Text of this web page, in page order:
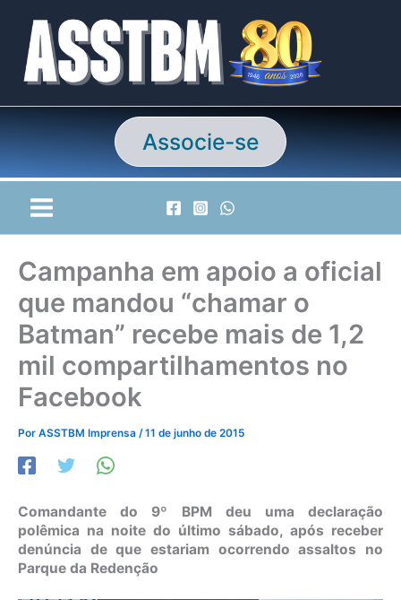
conteúdo
Associe-se
Campanha em apoio a oficial
que mandou “chamar o
Batman” recebe mais de 1,2
mil compartilhamentos no
Facebook
Por ASSTBM Imprensa /11 de junho de 2015
Comandante do 9º BPM deu uma declaração
polêmica na noite do último sábado, após receber
denúncia de que estariam ocorrendo assaltos no
Parque da Redenção